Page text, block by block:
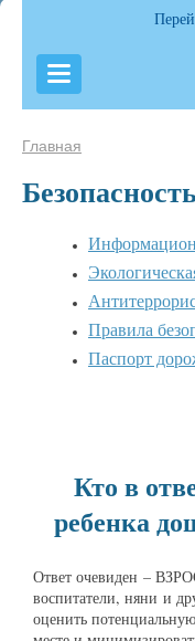
Главная
Безопасность
Правила
Паспорт
Кто в
ребенка
Ответ очевиден –
воспитатели, няни и
оценить